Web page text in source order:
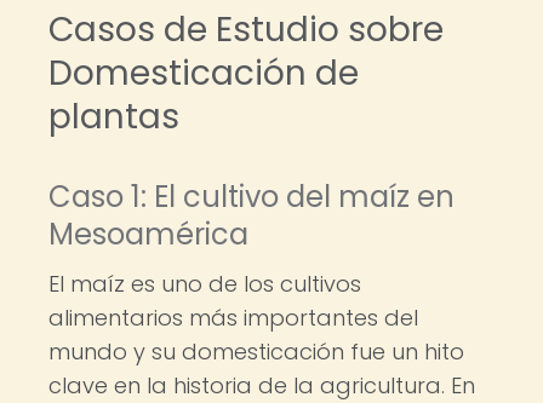
Casos de Estudio sobre
Domesticación de
plantas
Caso 1: El cultivo del maíz en
Mesoamérica
El maíz es uno de los cultivos
alimentarios más importantes del
mundo y su domesticación fue un hito
clave en la historia de la agricultura. En